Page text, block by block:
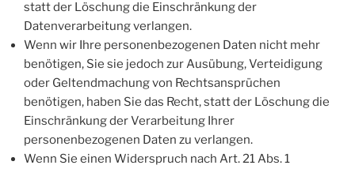
statt der Löschung die Einschränkung der
Datenverarbeitung verlangen.
Wenn wir Ihre personenbezogenen Daten nicht mehr
benötigen, Sie sie jedoch zur Ausübung, Verteidigung
oder Geltendmachung von Rechtsansprüchen
benötigen, haben Sie das Recht, statt der Löschung die
Einschränkung der Verarbeitung Ihrer
personenbezogenen Daten zu verlangen.
Wenn Sie einen Widerspruch nach Art. 21 Abs. 1